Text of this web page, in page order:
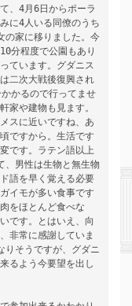
、4月6日からポーラ
に4人いる同僚のうち
の家に移りました。今
分程度で公園もあり
ています。グダニス
二次大戦後復興され
かるので行ってませ
家や建物も見ます。
スに近いですね、あ
ですから。生活です
です。ラテン語以上
、男性は生物と無生物
語を早く覚える必要
イモが多い食事です
をほとんど食べな
です。とはいえ、向
非常に感謝していま
りそうですが、グダニ
るよう今要望を出し